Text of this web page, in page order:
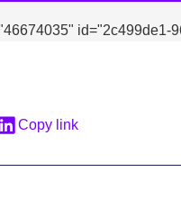
id="2c499de1-
Copy link